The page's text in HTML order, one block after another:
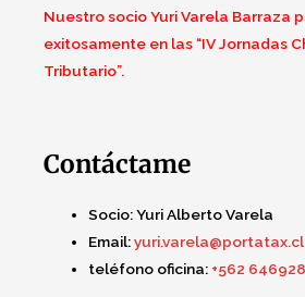
Nuestro socio Yuri Varela Barraza
exitosamente en las “IV Jornadas
Tributario”.
Contáctame
Socio:Yuri Alberto Varela
Email:yuri.varela@portatax.cl
teléfono oficina: +562